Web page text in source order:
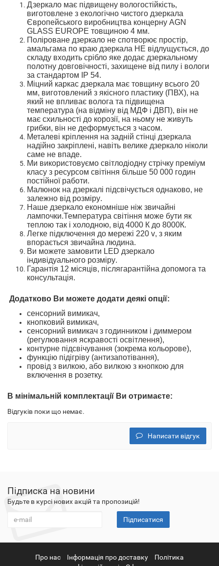
Дзеркало має підвищену вологостійкість,
виготовлене з екологічно чистого дзеркала
Європейського виробництва концерну AGN
GLASS EUROPE товщиною 4 мм.
Поліроване дзеркало не спотворює простір,
амальгама по краю дзеркала НЕ відлущується, до
складу входить срібло яке додає дзеркальному
полотну довговічності, захищене від пилу і вологи
за стандартом IP 54.
Міцний каркас дзеркала має товщину всього 20
мм, виготовлений з якісного пластику (ПВХ), на
який не впливає волога та підвищена
температура (на відміну від МДФ і ДВП), він не
має схильності до корозії, на ньому не живуть
грибки, він не деформується з часом.
Металеві кріплення на задній стінці дзеркала
надійно закріплені, навіть велике дзеркало ніколи
саме не впаде.
Ми використовуємо світлодіодну стрічку преміум
класу з ресурсом світіння більше 50 000 годин
постійноїработи.
Малюнок на дзеркалі підсвічується однаково, не
залежно від розміру.
Наше дзеркало економніше ніж звичайні
лампочки.Температура світіння може бути як
теплою так і холодною, від 4000 К до 8000К.
Легке підключення до мережі 220 v, з яким
впорається звичайна людина.
Ви можете замовити LED дзеркало
індивідуального розміру.
Гарантія 12 місяців, післягарантійна допомога та
консультація.
Додатково Ви можете додати деякі опції:
сенсорний вимикач,
кнопковий вимикач,
сенсорний вимикач з годинником і диммером
(регулювання яскравості освітлення),
контурне підсвічування (зокрема кольорове),
функцію підігріву (антизапотівання),
провід з вилкою, або вилкою з кнопкою для
включення в розетку.
В мінімальній комплектації Ви отримаєте:
Відгуків поки що немає.
Написати відгук
Підписка на новини
Будьте в курсі нових акцій та пропозицій!
Підписатися
Про нас Інформація про доставку
Політика